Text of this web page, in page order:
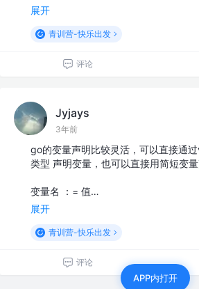
展开
青训营-快乐出发
评论
Jyjays
3年前
go的变量声明比较灵活，可以直接通
类型 声明变量，也可以直接用简短变量
变量名 ：= 值…
展开
青训营-快乐出发
评论
APP内打开